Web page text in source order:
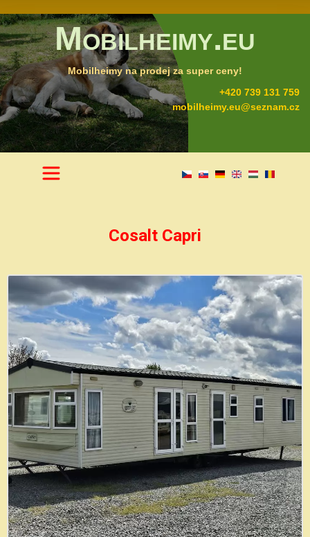
Mobilheimy.eu
Mobilheimy na prodej za super ceny!
+420 739 131 759
mobilheimy.eu@seznam.cz
Cosalt Capri